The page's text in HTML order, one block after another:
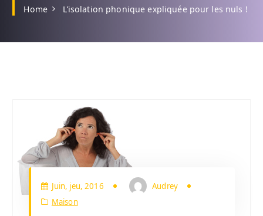
Home L’isolation phonique expliquée pour les nuls !
Juin, jeu, 2016
Audrey
Maison